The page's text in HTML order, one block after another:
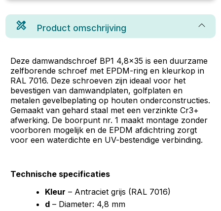
Product omschrijving
Deze damwandschroef BP1 4,8x35 is een duurzame
zelfborende schroef met EPDM-ring en kleurkop in
RAL 7016. Deze schroeven zijn ideaal voor het
bevestigen van damwandplaten, golfplaten en
metalen gevelbeplating op houten onderconstructies.
Gemaakt van gehard staal met een verzinkte Cr3+
afwerking. De boorpunt nr. 1 maakt montage zonder
voorboren mogelijk en de EPDM afdichtring zorgt
voor een waterdichte en UV-bestendige verbinding.
Technische specificaties
Kleur – Antraciet grijs (RAL 7016)
d – Diameter: 4,8 mm